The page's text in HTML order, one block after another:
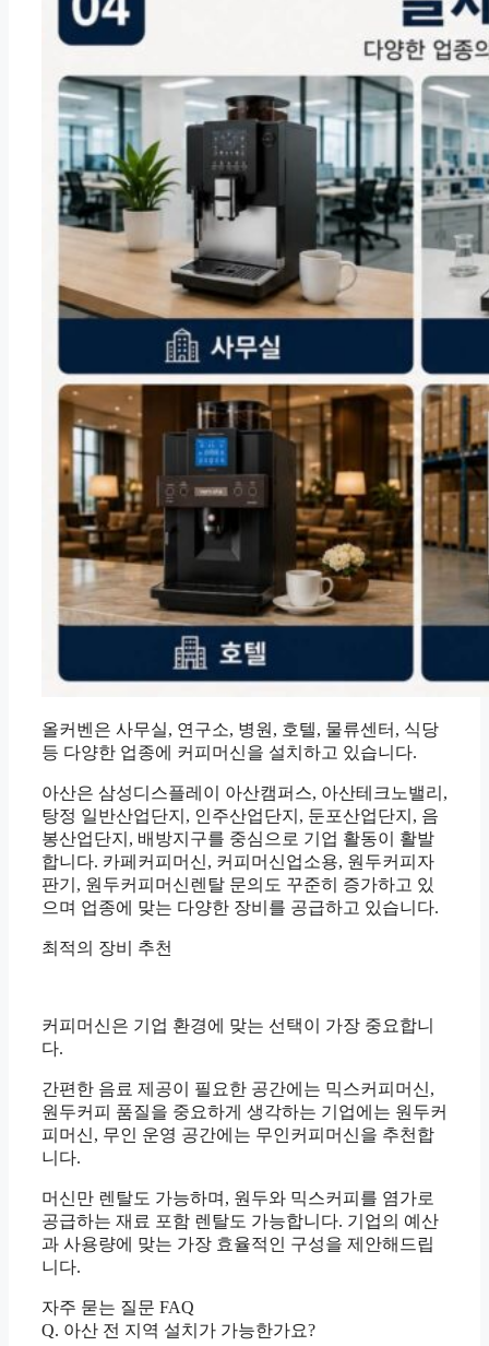
올커벤은 사무실, 연구소, 병원, 호텔, 물류센터, 식당
등 다양한 업종에 커피머신을 설치하고 있습니다.
아산은 삼성디스플레이 아산캠퍼스, 아산테크노밸리,
탕정 일반산업단지, 인주산업단지, 둔포산업단지, 음
봉산업단지, 배방지구를 중심으로 기업 활동이 활발
합니다. 카페커피머신, 커피머신업소용, 원두커피자
판기, 원두커피머신렌탈 문의도 꾸준히 증가하고 있
으며 업종에 맞는 다양한 장비를 공급하고 있습니다.
최적의 장비 추천
커피머신은 기업 환경에 맞는 선택이 가장 중요합니
다.
간편한 음료 제공이 필요한 공간에는 믹스커피머신,
원두커피 품질을 중요하게 생각하는 기업에는 원두커
피머신, 무인 운영 공간에는 무인커피머신을 추천합
니다.
머신만 렌탈도 가능하며, 원두와 믹스커피를 염가로
공급하는 재료 포함 렌탈도 가능합니다. 기업의 예산
과 사용량에 맞는 가장 효율적인 구성을 제안해드립
니다.
자주 묻는 질문 FAQ
Q. 아산 전 지역 설치가 가능한가요?